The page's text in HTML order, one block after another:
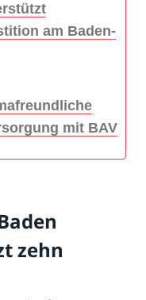
am Baden-
mit BAV
zehn